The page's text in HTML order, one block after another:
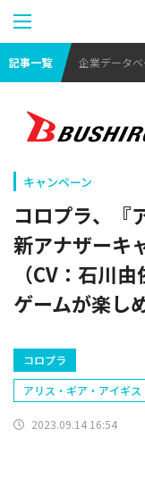
記事一覧 企業データベ
キャンペーン
コロプラ、『
新アナザーキ
（CV：石川
ゲームが楽し
コロプラ
アリス・ギア・アイギス
2023.09.14 16:54